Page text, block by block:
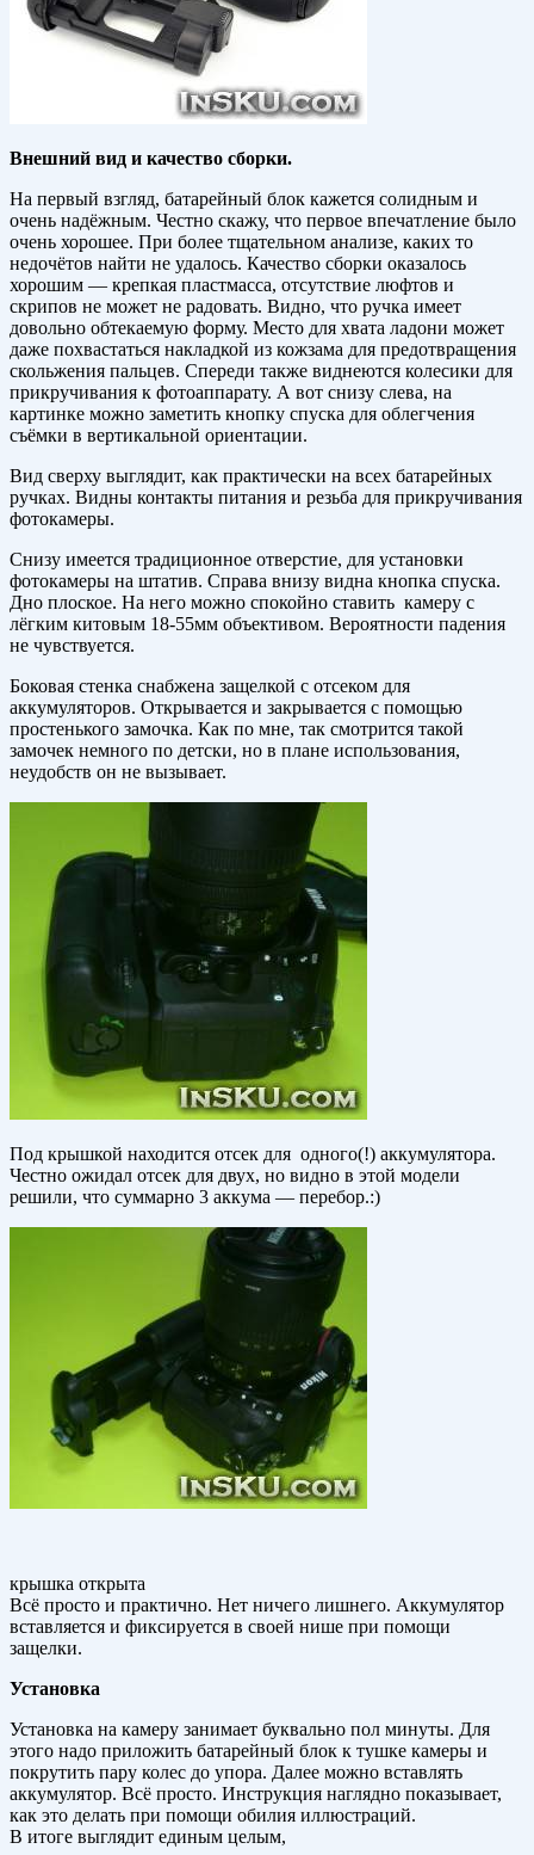
Внешний вид и качество сборки.
На первый взгляд, батарейный блок кажется солидным и
очень надёжным. Честно скажу, что первое впечатление было
очень хорошее. При более тщательном анализе, каких то
недочётов найти не удалось. Качество сборки оказалось
хорошим — крепкая пластмасса, отсутствие люфтов и
скрипов не может не радовать. Видно, что ручка имеет
довольно обтекаемую форму. Место для хвата ладони может
даже похвастаться накладкой из кожзама для предотвращения
скольжения пальцев. Спереди также виднеются колесики для
прикручивания к фотоаппарату. А вот снизу слева, на
картинке можно заметить кнопку спуска для облегчения
съёмки в вертикальной ориентации.
Вид сверху выглядит, как практически на всех батарейных
ручках. Видны контакты питания и резьба для прикручивания
фотокамеры.
Снизу имеется традиционное отверстие, для установки
фотокамеры на штатив. Справа внизу видна кнопка спуска.
Дно плоское. На него можно спокойно ставить камеру с
лёгким китовым 18-55мм объективом. Вероятности падения
не чувствуется.
Боковая стенка снабжена защелкой с отсеком для
аккумуляторов. Открывается и закрывается с помощью
простенького замочка. Как по мне, так смотрится такой
замочек немного по детски, но в плане использования,
неудобств он не вызывает.
Под крышкой находится отсек для одного(!) аккумулятора.
Честно ожидал отсек для двух, но видно в этой модели
решили, что суммарно 3 аккума — перебор.:)
крышка открыта
Всё просто и практично. Нет ничего лишнего. Аккумулятор
вставляется и фиксируется в своей нише при помощи
защелки.
Установка
Установка на камеру занимает буквально пол минуты. Для
этого надо приложить батарейный блок к тушке камеры и
покрутить пару колес до упора. Далее можно вставлять
аккумулятор. Всё просто. Инструкция наглядно показывает,
как это делать при помощи обилия иллюстраций.
В итоге выглядит единым целым,